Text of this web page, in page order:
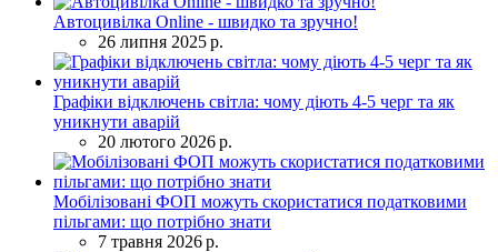
Автоцивілка Online - швидко та зручно!
26 липня 2025 р.
Графіки відключень світла: чому діють 4-5 черг та як
уникнути аварій
20 лютого 2026 р.
Мобілізовані ФОП можуть скористатися податковими
пільгами: що потрібно знати
7 травня 2026 р.